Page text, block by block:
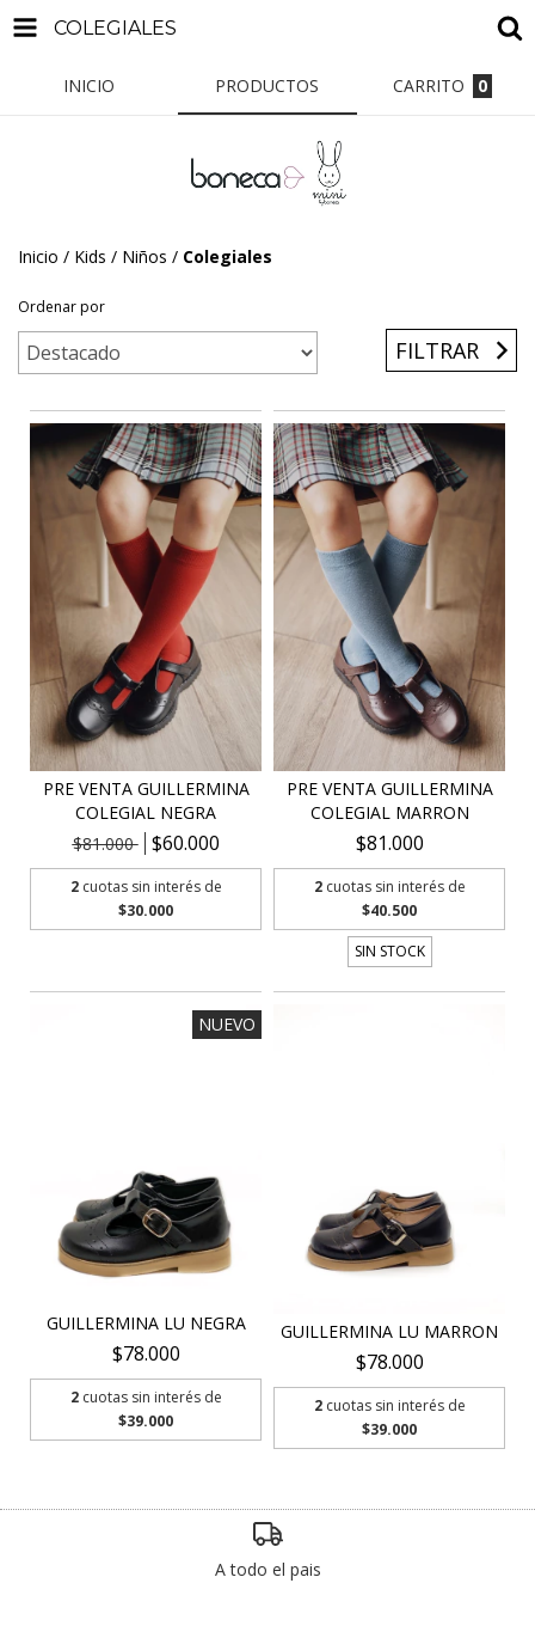
COLEGIALES
INICIO PRODUCTOS CARRITO 0
Inicio / Kids / Niños / Colegiales
Ordenar por
FILTRAR
PRE VENTA GUILLERMINA
COLEGIAL NEGRA
$81.000
$60.000
2 cuotas sin interés de
$30.000
PRE VENTA GUILLERMINA
COLEGIAL MARRON
$81.000
2 cuotas sin interés de
$40.500
SIN STOCK
NUEVO
GUILLERMINA LU NEGRA
$78.000
2 cuotas sin interés de
$39.000
GUILLERMINA LU MARRON
$78.000
2 cuotas sin interés de
$39.000
A todo el pais